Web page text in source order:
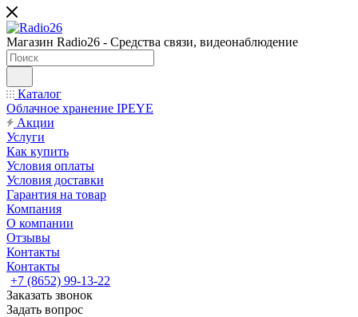
Магазин Radio26 - Средства связи, видеонаблюдение
Каталог
Облачное хранение IPEYE
Акции
Услуги
Как купить
Условия оплаты
Условия доставки
Гарантия на товар
Компания
О компании
Отзывы
Контакты
Контакты
+7 (8652) 99-13-22
Заказать звонок
Задать вопрос